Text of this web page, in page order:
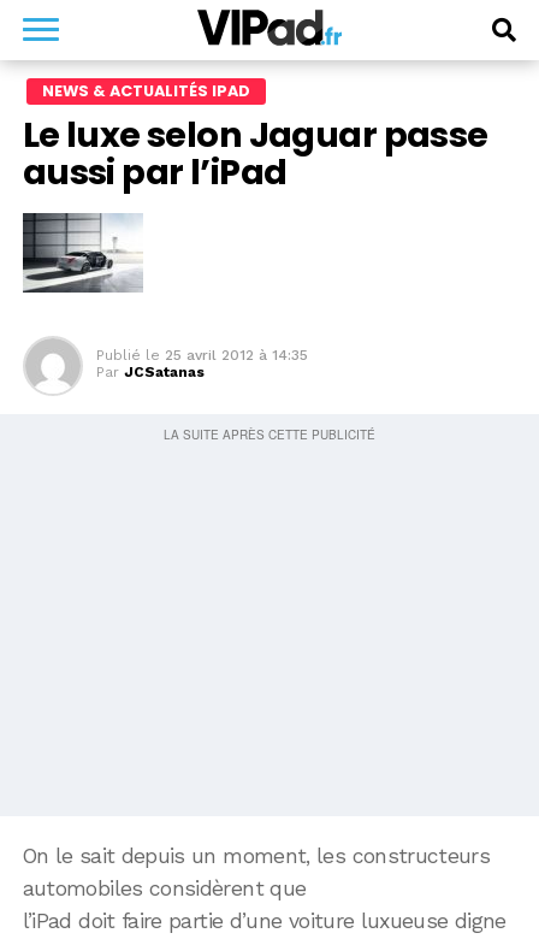
NEWS & ACTUALITÉS IPAD
Le luxe selon Jaguar passe
aussi par l’iPad
Publié le 25 avril 2012 à 14:35
Par JCSatanas
On le sait depuis un moment, les constructeurs
automobiles considèrent que
l’iPad doit faire partie d’une voiture luxueuse digne